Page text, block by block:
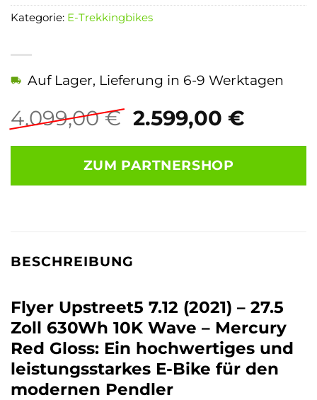
4.099,00€ Ursprünglicher
war:
4.099,00 €
2.599,00 €
Auf Lager, Lieferung in 6-9 Werktagen
ZUM PARTNERSHOP
Kategorie: E-Trekkingbikes
BESCHREIBUNG
Flyer Upstreet5 7.12 (2021) – 27.5
Zoll 630Wh 10K Wave – Mercury
Red Gloss: Ein hochwertiges und
leistungsstarkes E-Bike für den
modernen Pendler